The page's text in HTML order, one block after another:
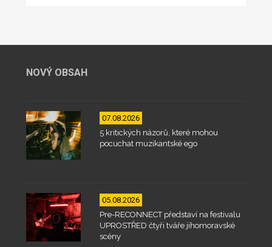
NOVÝ OBSAH
07.08.2026
5 kritických názorů, které mohou
pocuchat muzikantské ego
05.08.2026
Pre-RECONNECT představí na festivalu
UPROSTŘED čtyři tváře jihomoravské
scény